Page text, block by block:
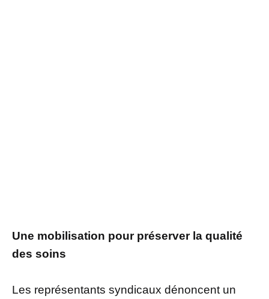
Une mobilisation pour préserver la qualité
des soins
Les représentants syndicaux dénoncent un